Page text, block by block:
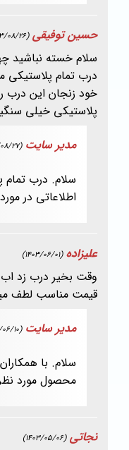
حسین توفیقی (1403/08/26)
سلام خسته نباشید
درب تمام پلاستیکی
خود زنجان این درب
پلاستیکی خیلی
مدیر سایت (1403/08/27)
سلام. درب تمام
اطلاعاتی در
علیزاده (1403/06/01)
وقت بخیر درب زد
قیمت مناسب لطف
مدیر سایت (1403/06/10)
سلام. با
محصول مورد
نجاتی (1403/05/06)